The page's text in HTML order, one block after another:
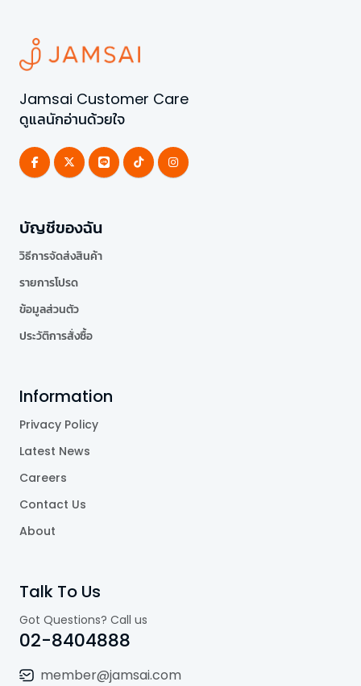
Jamsai Customer Care
ดูแลนักอ่านด้วยใจ
บัญชีของฉัน
วิธีการจัดส่งสินค้า
รายการโปรด
ข้อมูลส่วนตัว
ประวัติการสั่งซื้อ
Information
Privacy Policy
Latest News
Careers
Contact Us
About
Talk To Us
Got Questions? Call us
02-8404888
member@jamsai.com